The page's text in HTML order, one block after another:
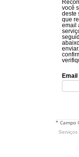
você
deste
que
email
Email
* Campo
Serviços